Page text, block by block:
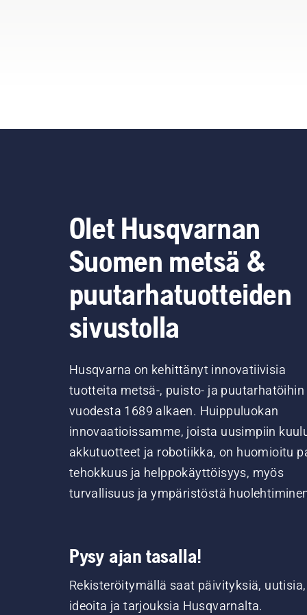
Olet Husqvarnan
Suomen metsä &
puutarhatuotteiden
sivustolla
Husqvarna on kehittänyt innovatiivisia
tuotteita metsä-, puisto- ja puutarhatöihin
vuodesta 1689 alkaen. Huippuluokan
innovaatioissamme, joista uusimpiin
akkutuotteet ja robotiikka, on huomioitu
tehokkuus ja helppokäyttöisyys, myös
turvallisuus ja ympäristöstä
Pysy ajan tasalla!
Rekisteröitymällä saat päivityksiä, uutisia,
ideoita ja tarjouksia Husqvarnalta.